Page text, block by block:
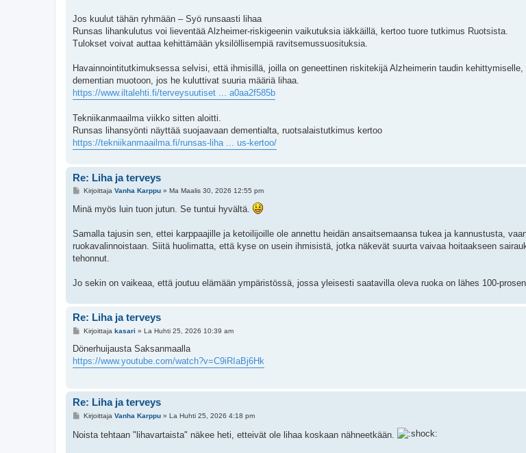
i
Jos kuulut tähän ryhmään – Syö runsaasti lihaa
Runsas lihankulutus voi lieventää Alzheimer-riskigeenin vaikutuksia iäkkäillä, kertoo tuore tutkimus Ruotsista.
Tulokset voivat auttaa kehittämään yksilöllisempiä ravitsemussuosituksia.
Havainnointitutkimuksessa selvisi, että ihmisillä, joilla on geneettinen riskitekijä Alzheimerin taudin
dementian muotoon, jos he kuluttivat suuria määriä lihaa.
https://www.iltalehti.fi/terveysuutiset ... a0aa2f585b
Tekniikanmaailma viikko sitten aloitti.
Runsas lihansyönti näyttää suojaavaan dementialta, ruotsalaistutkimus kertoo
https://tekniikanmaailma.fi/runsas-liha ... us-kertoo/
Re: Liha ja terveys
V
e
s
i
Kirjoittaja Vanha Karppu» Ma Maalis 30, 2026 12:55 pm
Minä myös luin tuon jutun. Se tuntui hyvältä.
Samalla tajusin sen, ettei karppaajille ja ketoilijoille ole annettu heidän ansaitsemaansa tukea ja kannustusta,
ruokavalinnoistaan. Siitä huolimatta, että kyse on usein ihmisistä, jotka näkevät suurta vaivaa hoitaakseen
tehonnut.
Jo sekin on vaikeaa, että joutuu elämään ympäristössä, jossa yleisesti saatavilla oleva ruoka on lähes 100-
Re: Liha ja terveys
V
e
t
Kirjoittaja kasari » La Huhti 25, 2026 10:39 am
Dönerhuijausta Saksanmaalla
https://www.youtube.com/watch?v=C9iRIaBj6Hk
Re: Liha ja terveys
V
e
s
Kirjoittaja Vanha Karppu» La Huhti 25, 2026 4:18 pm
Noista tehtaan "lihavartaista" näkee heti, etteivät ole lihaa koskaan nähneetkään.